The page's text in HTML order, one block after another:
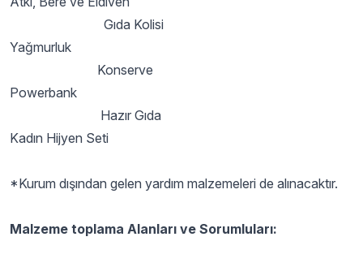
Gıda Kolisi
Yağmurluk
Konserve
Powerbank
Hazır Gıda
Kadın Hijyen Seti
*Kurum dışından gelen yardım malzemeleri de alınacaktır.
Malzeme toplama Alanları ve Sorumluları: